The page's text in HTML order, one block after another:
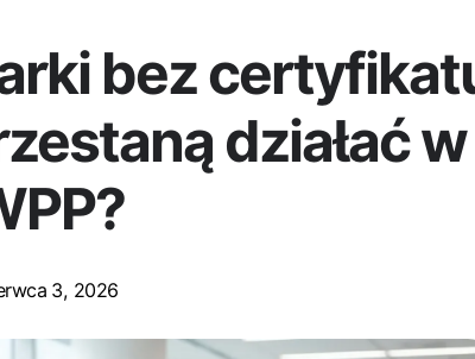
bez
działać w
3, 2026